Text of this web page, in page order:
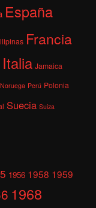
España
Francia
Italia Jamaica
Noruega Perú Polonia
Suecia Suiza
1956 1958 1959
1968